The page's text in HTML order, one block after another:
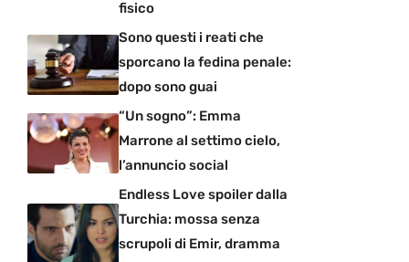
fisico
Sono questi i reati che
sporcano la fedina penale:
dopo sono guai
“Un sogno”: Emma
Marrone al settimo cielo,
l’annuncio social
Endless Love spoiler dalla
Turchia: mossa senza
scrupoli di Emir, dramma